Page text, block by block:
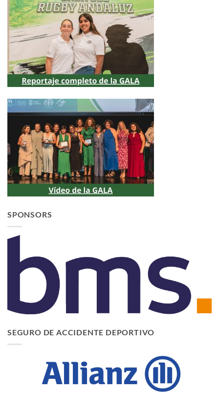
SPONSORS
SEGURO DE ACCIDENTE DEPORTIVO